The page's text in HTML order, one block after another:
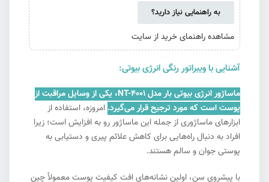
به راهنمایی نیاز دارید؟
مشاهده راهنمای خرید از سایت
آشنایی با ویبراتور رنگی انرژی بیوتی:
ماساژور انرژی بیوتی بار مدل NT-4001، یکی از وسایل مراقبت از
پوست است که مورد ترجیح قرار می‌گیرد. امروزه، استفاده از
ابزارهای ماساژوری از جمله این ماساژور رو به افزایش است؛ زیرا
افراد به دنبال راه‌هایی برای کاهش علائم پیری و دستیابی به
پوستی جوان و سالم هستند.
با پیشروی سن، اولین نشانه‌های افت کیفیت پوست معمولاً چین